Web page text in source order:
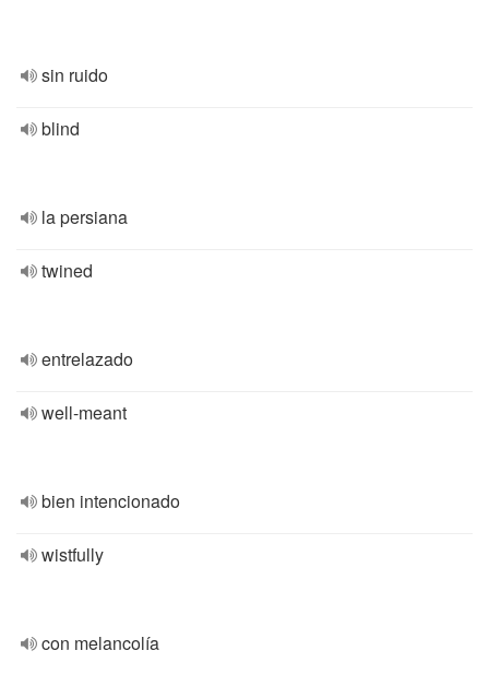
sin ruido
blind
la persiana
twined
entrelazado
well-meant
bien intencionado
wistfully
con melancolía